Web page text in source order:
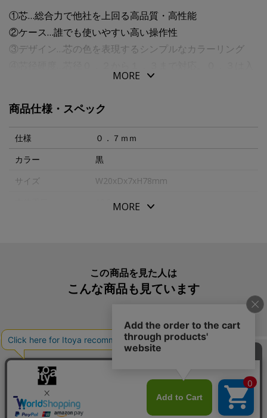
①芯…総合力で他社を上回る高品質・高性能
②ケース…誰でも使いやすい高い操作性
③デザイン…芯の色を表現するシンプルなカラーリング
MORE
商品仕様・スペック
仕様
０．７ｍｍ
カラー
黒
サイズ
W20xDx7xH78mm
10.3g
ペンテルアイン
C287-2B
MORE
この商品を見た人は
こんな商品も見ています
こんな商品も買っています